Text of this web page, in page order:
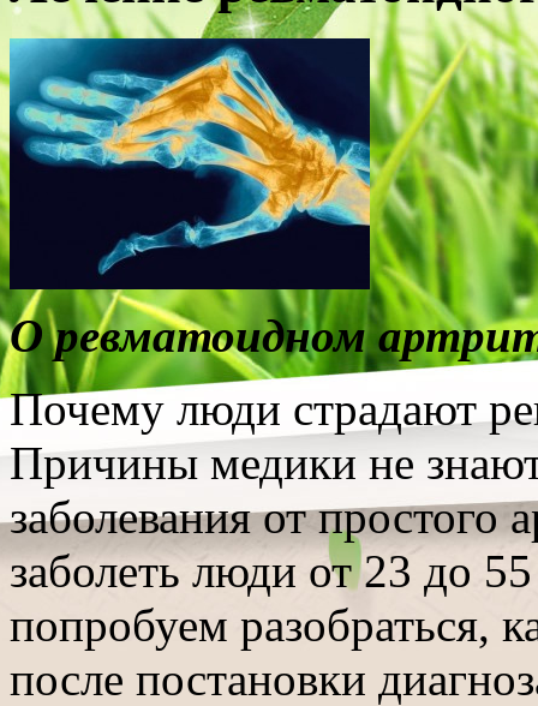
О ревматоидном
Почему люди страдают
Причины медики не
заболевания от
заболеть люди от 23 до
попробуем разобраться,
после постановки